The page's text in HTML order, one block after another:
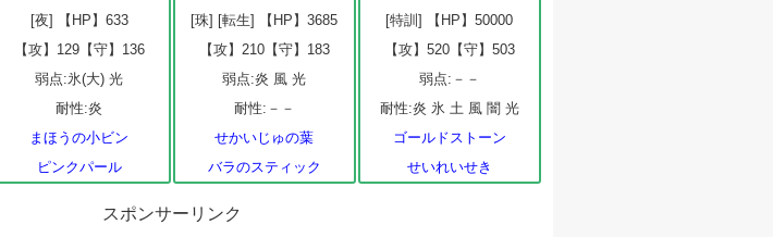
[夜] 【HP】633
【攻】129【守】136
弱点:氷(大) 光
耐性:炎
まほうの小ビン
ピンクパール
[珠] [転生] 【HP】3685
【攻】210【守】183
弱点:炎 風 光
耐性:－－
せかいじゅの葉
バラのスティック
[特訓] 【HP】50000
【攻】520【守】503
弱点:－－
耐性:炎 氷 土 風 闇 光
ゴールドストーン
せいれいせき
スポンサーリンク